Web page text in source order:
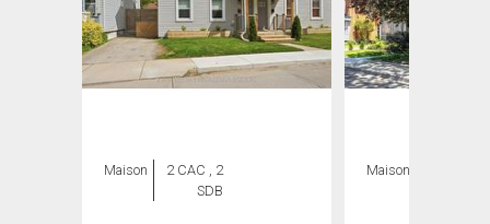
Maison
2 CAC , 2
SDB
Maison